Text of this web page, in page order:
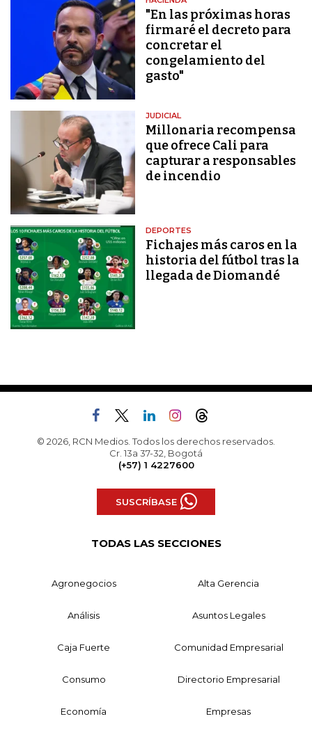
"En las próximas horas
firmaré el decreto para
concretar el
congelamiento del
gasto"
JUDICIAL
Millonaria recompensa
que ofrece Cali para
capturar a responsables
de incendio
DEPORTES
Fichajes más caros en la
historia del fútbol tras la
llegada de Diomandé
© 2026, RCN Medios. Todos los derechos reservados.
Cr. 13a 37-32, Bogotá
(+57) 1 4227600
SUSCRÍBASE
TODAS LAS SECCIONES
Agronegocios Alta Gerencia
Análisis Asuntos Legales
Caja Fuerte Comunidad Empresarial
Consumo Directorio Empresarial
Economía Empresas